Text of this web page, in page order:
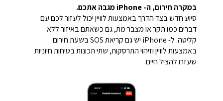
במקרה חירום, ה- iPhone מגבה אתכם.
סיוע חדש בצד הדרך באמצעות לוויין יכול לעזור לכם עם
דברים כמו תקר או מצבר מת, גם כשאתם באיזור ללא
קליטה. ל- iPhone יש גם קריאת SOS בשעת חירום
באמצעות לוויין וזיהוי התרסקות, שתי תכונות בטיחות חיוניות
שעזרו להציל חיים.